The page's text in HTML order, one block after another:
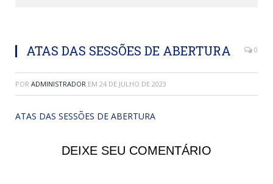
ATAS DAS SESSÕES DE ABERTURA 0
POR ADMINISTRADOR EM 24 DE JULHO DE 2023
ATAS DAS SESSÕES DE ABERTURA
DEIXE SEU COMENTÁRIO